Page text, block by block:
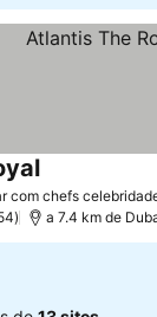
com chefs
a 7.4 km de